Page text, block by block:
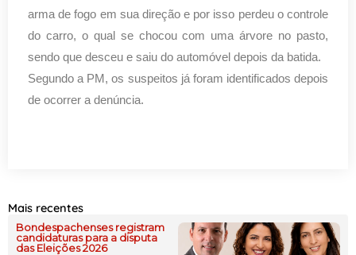
arma de fogo em sua direção e por isso perdeu o controle
do carro, o qual se chocou com uma árvore no pasto,
sendo que desceu e saiu do automóvel depois da batida.
Segundo a PM, os suspeitos já foram identificados depois
de ocorrer a denúncia.
Mais recentes
Bondespachenses registram
candidaturas para a disputa
das Eleições 2026